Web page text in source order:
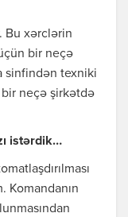
Bu xərclərin
bir neçə
sinfindən texniki
bir neçə şirkətdə
istərdik…
Komandanın